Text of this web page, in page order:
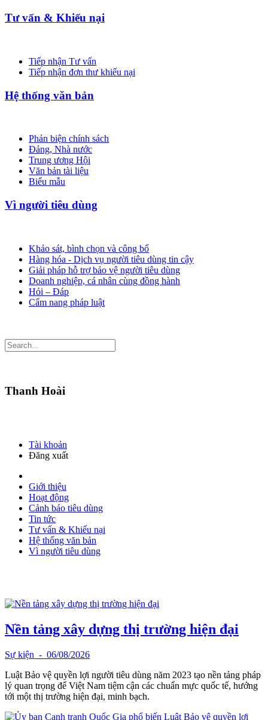
Tư vấn & Khiếu nại
Tiếp nhận Tư vấn
Tiếp nhận đơn thư khiếu nại
Hệ thống văn bản
Phản biện chính sách
Đảng, Nhà nước
Trung ương Hội
Văn bản tài liệu
Biểu mẫu
Vì người tiêu dùng
Khảo sát, bình chọn và công bố
Hàng hóa - Dịch vụ người tiêu dùng tin cậy
Giải pháp hỗ trợ bảo vệ người tiêu dùng
Doanh nghiệp, cá nhân cùng đồng hành
Hỏi – Đáp
Cẩm nang pháp luật
Thanh Hoài
Tài khoản
Đăng xuất
Giới thiệu
Hoạt động
Cảnh báo tiêu dùng
Tin tức
Tư vấn & Khiếu nại
Hệ thống văn bản
Vì người tiêu dùng
Nền tảng xây dựng thị trường hiện đại
Sự kiện - 06/08/2026
Luật Bảo vệ quyền lợi người tiêu dùng năm 2023 tạo nền tảng pháp
lý quan trọng để Việt Nam tiệm cận các chuẩn mực quốc tế, hướng
tới một thị trường hiện đại, minh bạch.